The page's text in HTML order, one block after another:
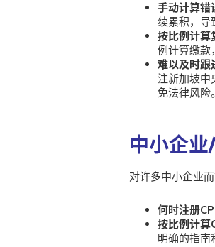
手动计算错
续累积，导
按比例计算
例计算缴款
难以及时跟
注新加坡中
免法律风险。
中小企
对许多中小企业
何时注册
按比例计算
明确的指南